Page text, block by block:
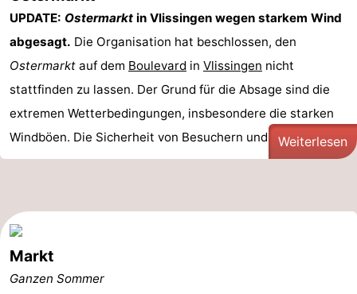
UPDATE: Ostermarkt in Vlissingen wegen starkem Wind
abgesagt. Die Organisation hat beschlossen, den
Ostermarkt auf dem Boulevard in Vlissingen nicht
stattfinden zu lassen. Der Grund für die Absage sind die
extremen Wetterbedingungen, insbesondere die starken
Windböen. Die Sicherheit von Besuchern und Standb ...
Weiterlesen
Markt
Ganzen Sommer